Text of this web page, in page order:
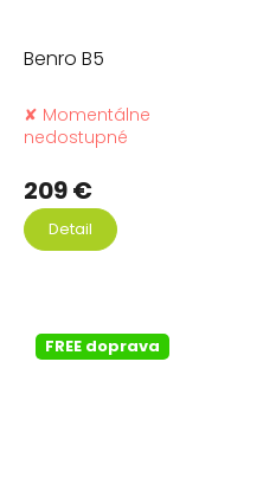
Benro B5
✘ Momentálne
nedostupné
209 €
Detail
FREE doprava